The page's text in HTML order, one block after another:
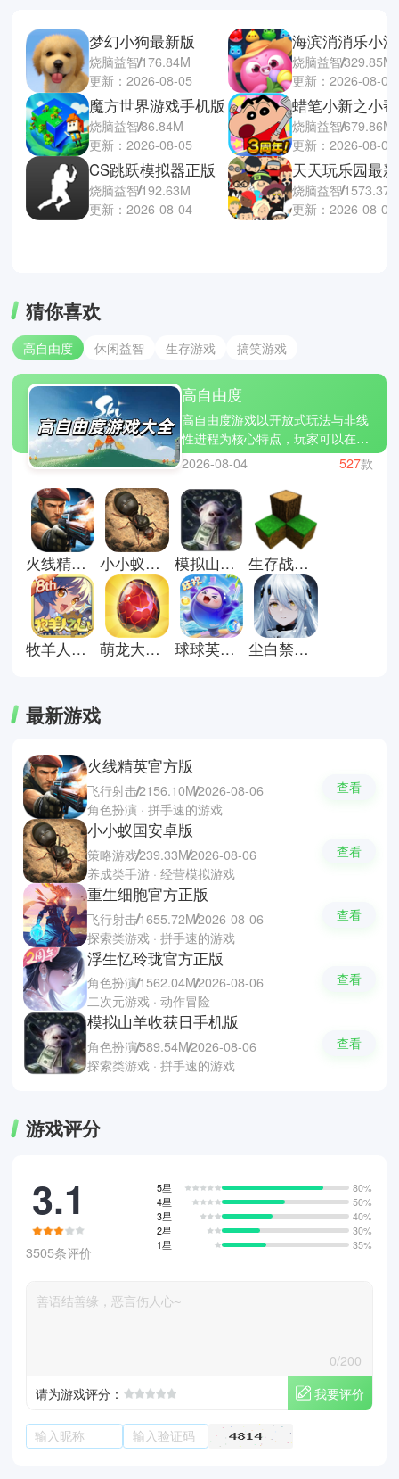
梦幻小狗最新版
烧脑益智176.84M
更新：2026-08-05
魔方世界游戏手机版
烧脑益智86.84M
更新：2026-08-05
CS跳跃模拟器正版
烧脑益智192.63M
更新：2026-08-04
海滨消消乐小
烧脑益智329.85M
更新：2026-08-04
烧脑益智679.86M
更新：2026-08-04
天天玩乐园最
烧脑益智
更新：2026-08-04
猜你喜欢
高自由度 休闲益智 生存游戏 搞笑游戏
高自由度
高自由度游戏以开放式玩法与非线
性进程为核心特点，玩家可以在游
戏世界中自由选择行动方式、发展
路线与目标达成顺序。游戏通常包
含开放地图、角色成长系统、任务
分支、交互机制与多结局设计，强
调自主探索与多样化玩法组合。热
门作品如 我的世界、GTA5、星露
谷物语，涵盖沙盒建造、开放世界
冒险与自由经营等多种玩法类型。
玩家可以通过探索地图、自定义玩
法与选择不同发展路径，在高度开
放的系统中体验自由成长与多样互
2026-08-04 527款
火线精英官方版 小小蚁国安卓版 模拟山羊收获日手机版 生存战争联机版
牧羊人之心官方正版 萌龙大乱斗手机版 球球英雄官方正版 尘白禁区官方版
最新游戏
火线精英官方版
飞行射击2156.10M2026-08-06
角色扮演 · 拼手速的游戏
查看
小小蚁国安卓版
策略游戏239.33M2026-08-06
养成类手游 · 经营模拟游戏
查看
重生细胞官方正版
飞行射击1655.72M2026-08-06
探索类游戏 · 拼手速的游戏
查看
浮生忆玲珑官方正版
角色扮演1562.04M2026-08-06
二次元游戏 · 动作冒险
查看
模拟山羊收获日手机版
角色扮演589.54M2026-08-06
探索类游戏 · 拼手速的游戏
查看
游戏评分
3.1
3505条评价
5星
80%
4星
50%
3星
40%
2星
30%
1星
35%
0/200
请为游戏评分：
我要评价